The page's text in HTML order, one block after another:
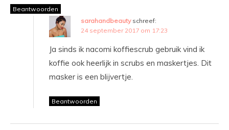
Beantwoorden
sarahandbeauty schreef:
24 september 2017 om 17:23
Ja sinds ik nacomi koffiescrub gebruik vind ik
koffie ook heerlijk in scrubs en maskertjes. Dit
masker is een blijvertje.
Beantwoorden